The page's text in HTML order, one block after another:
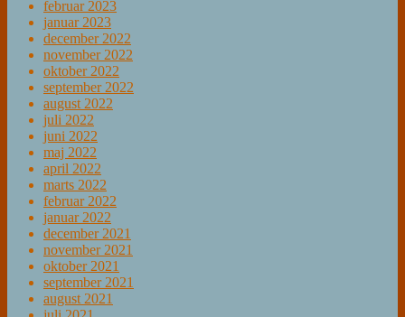
februar 2023
januar 2023
december 2022
november 2022
oktober 2022
september 2022
august 2022
juli 2022
juni 2022
maj 2022
april 2022
marts 2022
februar 2022
januar 2022
december 2021
november 2021
oktober 2021
september 2021
august 2021